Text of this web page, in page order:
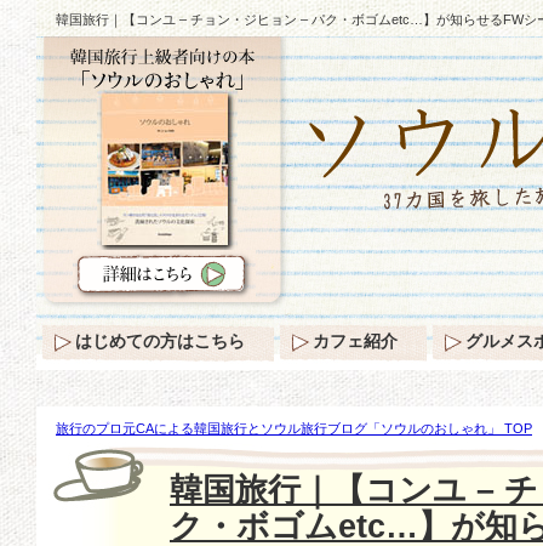
韓国旅行｜【コンユ – チョン・ジヒョン – パク・ボゴムetc…】が知らせるFWシ
旅行のプロ元CAによる韓国旅行とソウル旅行ブログ「ソウルのおしゃれ」 TOP
– チョン・ジヒョン – パク・ボゴムetc…】が知らせるFWシーズン♪
韓国旅行｜【コンユ –
ク・ボゴムetc…】が知
はじめての方はこちら カフェ紹介 グルメス